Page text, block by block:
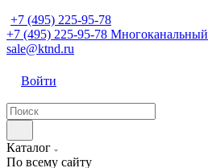
+7 (495) 225-95-78
+7 (495) 225-95-78 Многоканальный
sale@ktnd.ru
Войти
Каталог
По всему сайту